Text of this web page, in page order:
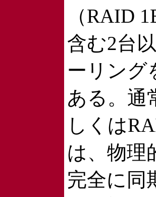
（RAID
含む2台
ーリング
ある。通
しくは
は、物理
完全に同